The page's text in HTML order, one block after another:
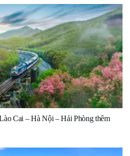
Cai – Hà Nội – Hải Phòng thêm